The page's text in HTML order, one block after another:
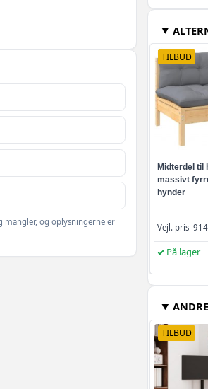
og oplysningerne er
TILBUD
Midterdel til
massivt
hynder
Vejl. pris
På lager
TILBUD